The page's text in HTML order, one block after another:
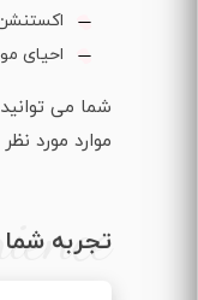
احیای
شما می
موارد مورد
تجربه شما